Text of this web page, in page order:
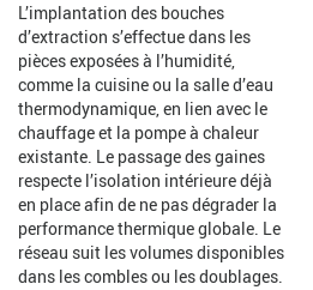
L’implantation des bouches
d’extraction s’effectue dans les
pièces exposées à l’humidité,
comme la cuisine ou la salle d’eau
thermodynamique, en lien avec le
chauffage et la pompe à chaleur
existante. Le passage des gaines
respecte l’isolation intérieure déjà
en place afin de ne pas dégrader la
performance thermique globale. Le
réseau suit les volumes disponibles
dans les combles ou les doublages.